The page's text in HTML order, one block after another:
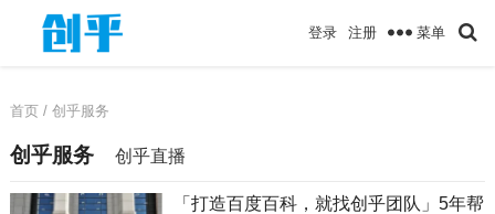
登录 注册 菜单
首页/ 创乎服务
创乎服务 创乎直播
「打造百度百科，就找创乎团队」5年帮